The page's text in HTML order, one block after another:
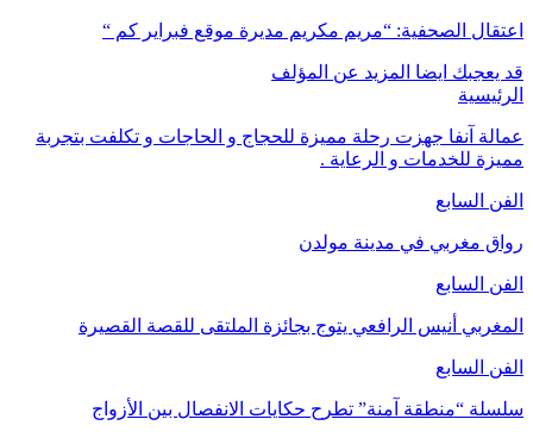
اعتقال الصحفية: “مريم مكريم مديرة موقع فبراير كم “
قد يعجبك ايضا المزيد عن المؤلف
الرئيسية
عمالة آنفا جهزت رحلة مميزة للحجاج و الحاجات و تكلفت بتجربة
مميزة للخدمات و الرعاية .
الفن السابع
رواق مغربي في مدينة مولدن
الفن السابع
المغربي أنيس الرافعي يتوج بجائزة الملتقى للقصة القصيرة
الفن السابع
سلسلة “منطقة آمنة” تطرح حكايات الانفصال بين الأزواج